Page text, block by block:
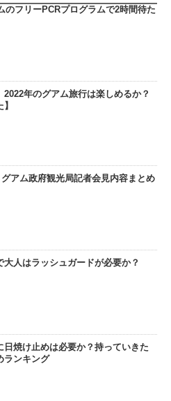
のフリーPCRプログラムで2時間待た
2022年のグアム旅行は楽しめるか？
アム政府観光局記者会見内容まとめ
大人はラッシュガードが必要か？
日焼け止めは必要か？持っていきた
ランキング